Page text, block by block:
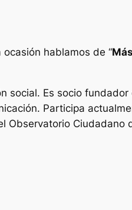
hablamos de “
social. Es socio fundador
Participa
Observatorio Ciudadano